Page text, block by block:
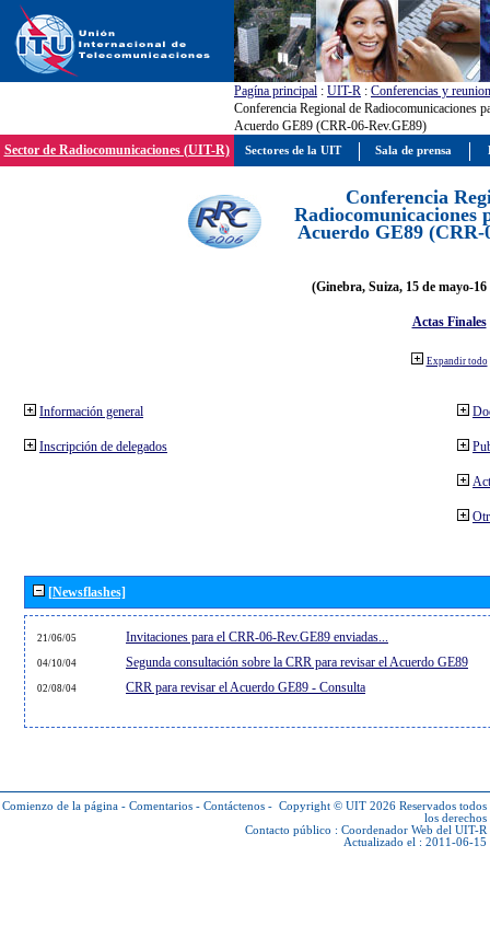
Pagína principal : UIT-R : Conferencias y
Conferencia Regional de Radiocomunicaciones
Acuerdo GE89 (CRR-06-Rev.GE89)
Sector de Radiocomunicaciones (UIT-R)
Conferencia
Radiocomunicaciones
Acuerdo GE89 (CRR-
(Ginebra, Suiza, 15 de mayo-
Actas Finales
Expandir todo
Información general
Inscripción de delegados
[Newsflashes]
21/06/05 Invitaciones para el CRR-06-Rev.GE89 enviadas...
04/10/04 Segunda consultación sobre la CRR para revisar el Acuerdo GE89
02/08/04 CRR para revisar el Acuerdo GE89 - Consulta
Comienzo de la página - Comentarios - Contáctenos - Copyright © UIT 2026 Reservados todos
los derechos
Contacto público : Coordenador Web del UIT-R
Actualizado el : 2011-06-15
Sectores de la UIT Sala de prensa